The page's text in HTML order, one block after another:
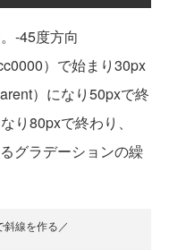
-45度方向
）で始まり30px
）になり50pxで終
り80pxで終わり、
グラデーションの繰
線を作る／